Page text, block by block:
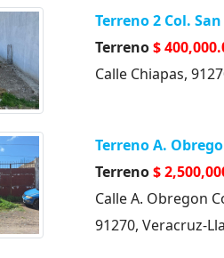
Terreno 2 Col.
Terreno$
Calle Chiapas,
Terreno A.
Terreno$
Calle A. Obregon
91270, Veracruz-